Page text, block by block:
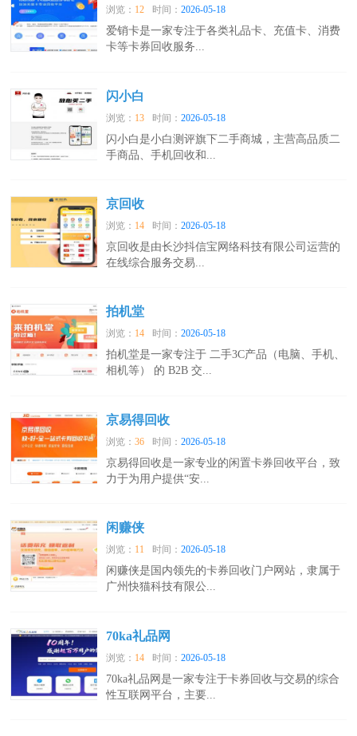
浏览： 12 时间：2026-05-18
爱销卡是一家专注于各类礼品卡、充值卡、消费
卡等卡券回收服务...
闪小白
浏览： 13 时间：2026-05-18
闪小白是小白测评旗下二手商城，主营高品质二
手商品、手机回收和...
京回收
浏览： 14 时间：2026-05-18
京回收是由长沙抖信宝网络科技有限公司运营的
在线综合服务交易...
拍机堂
浏览： 14 时间：2026-05-18
拍机堂是一家专注于 二手3C产品（电脑、手机、
相机等）‍ 的 B2B 交...
京易得回收
浏览：36 时间：2026-05-18
京易得回收是一家专业的闲置卡券回收平台，致
力于为用户提供“安...
闲赚侠
浏览： 11 时间：2026-05-18
闲赚侠是国内领先的卡券回收门户网站，隶属于
广州快猫科技有限公...
70ka礼品网
浏览： 14 时间：2026-05-18
70ka礼品网是一家专注于卡券回收与交易的综合
性互联网平台，主要...